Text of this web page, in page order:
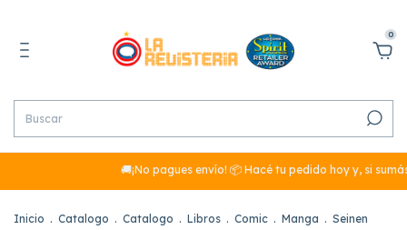
0
🚚¡No pagues envío! 📦 Hacé tu pedido hoy y, si sumás más
Inicio . Catalogo . Catalogo . Libros . Comic . Manga . Seinen